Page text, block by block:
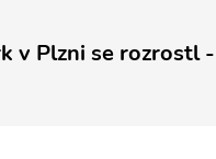
v Plzni se rozrostl -